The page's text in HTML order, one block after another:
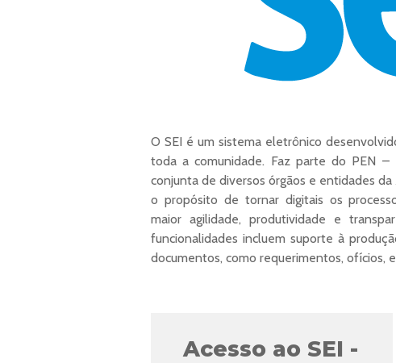
O SEI é um sistema eletrônico
toda a comunidade. Faz parte do PEN –
conjunta de diversos órgãos e entidades
o propósito de tornar digitais os
maior agilidade, produtividade e
funcionalidades incluem suporte à
documentos, como requerimentos, ofícios,
Acesso ao SEI -